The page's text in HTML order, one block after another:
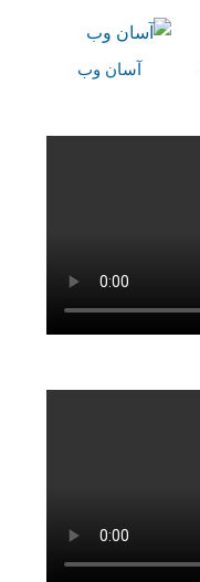
آسان وب